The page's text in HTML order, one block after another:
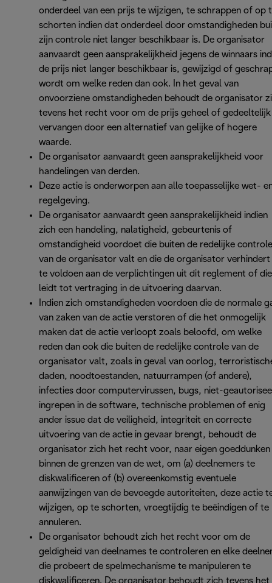
onderdeel van een prijs te wijzigen, te schrappen of op
schorten indien dat onderdeel door omstandigheden
zijn controle niet langer beschikbaar is. De organisator
aanvaardt geen aansprakelijkheid jegens de winnaars
de prijs niet langer beschikbaar is, gewijzigd of
wordt om welke reden dan ook. In het geval van
onvoorziene omstandigheden behoudt de organisator
tevens het recht voor om de prijs geheel of
vervangen door een alternatief van gelijke of hogere
waarde.
De organisator aanvaardt geen aansprakelijkheid voor
handelingen van derden.
Deze actie is onderworpen aan alle toepasselijke wet-
regelgeving.
De organisator aanvaardt geen aansprakelijkheid indien
zich een handeling, nalatigheid, gebeurtenis of
omstandigheid voordoet die buiten de redelijke controle
van de organisator valt en die de organisator
te voldoen aan de verplichtingen uit dit reglement of die
leidt tot vertraging in de uitvoering daarvan.
Indien zich omstandigheden voordoen die de normale
van zaken van de actie verstoren of die het onmogelijk
maken dat de actie verloopt zoals beloofd, om welke
reden dan ook die buiten de redelijke controle van de
organisator valt, zoals in geval van oorlog,
daden, noodtoestanden, natuurrampen (of andere),
infecties door computervirussen, bugs, niet-
ingrepen in de software, technische problemen of enig
ander issue dat de veiligheid, integriteit en correcte
uitvoering van de actie in gevaar brengt, behoudt de
organisator zich het recht voor, naar eigen goeddunken
binnen de grenzen van de wet, om (a) deelnemers te
diskwalificeren of (b) overeenkomstig eventuele
aanwijzingen van de bevoegde autoriteiten, deze actie
wijzigen, op te schorten, vroegtijdig te beëindigen of te
annuleren.
De organisator behoudt zich het recht voor om de
geldigheid van deelnames te controleren en elke
die probeert de spelmechanisme te manipuleren te
diskwalificeren. De organisator behoudt zich tevens het